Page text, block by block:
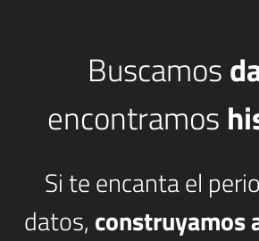
Buscamos
encontramos
Si te encanta el
datos, construyamos